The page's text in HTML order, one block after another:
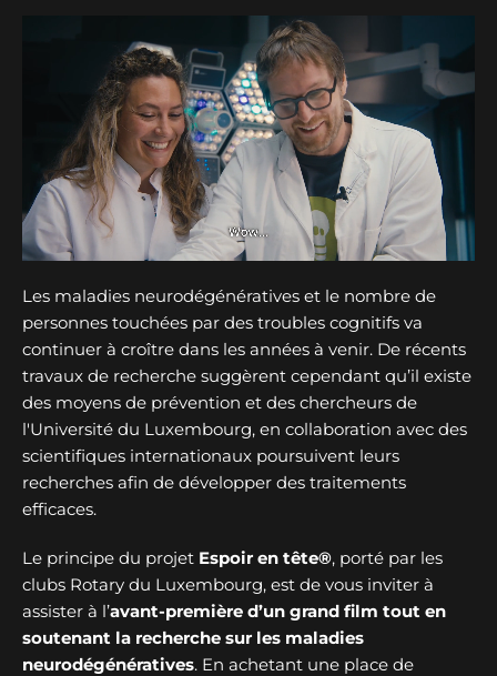
Les maladies neurodégénératives et le nombre de
personnes touchées par des troubles cognitifs va
continuer à croître dans les années à venir. De récents
travaux de recherche suggèrent cependant qu’il existe
des moyens de prévention et des chercheurs de
l'Université du Luxembourg, en collaboration avec des
scientifiques internationaux poursuivent leurs
recherches afin de développer des traitements
efficaces.
Le principe du projet Espoir en tête®, porté par les
clubs Rotary du Luxembourg, est de vous inviter à
assister à l’avant-première d’un grand film tout en
soutenant la recherche sur les maladies
neurodégénératives. En achetant une place de